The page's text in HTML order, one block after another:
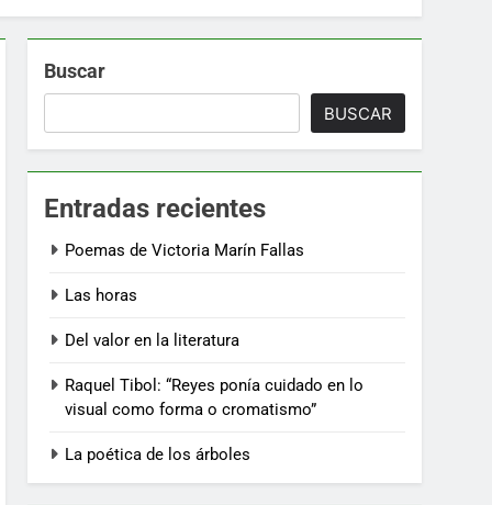
Buscar
BUSCAR
Entradas recientes
Poemas de Victoria Marín Fallas
Las horas
Del valor en la literatura
Raquel Tibol: “Reyes ponía cuidado en lo
visual como forma o cromatismo”
La poética de los árboles